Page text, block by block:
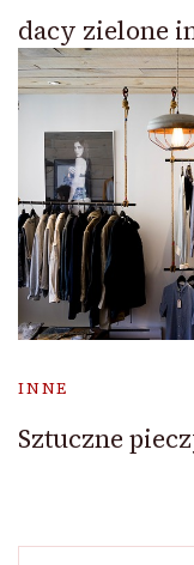
dacy zielone
INNE
Sztuczne